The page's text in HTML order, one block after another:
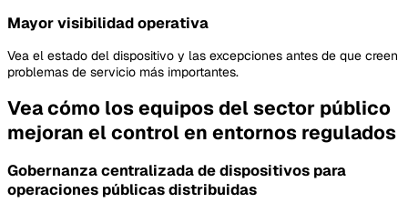
Mayor visibilidad operativa
Vea el estado del dispositivo y las excepciones antes de que creen
problemas de servicio más importantes.
Vea cómo los equipos del sector público
mejoran el control en entornos regulados
Gobernanza centralizada de dispositivos para
operaciones públicas distribuidas